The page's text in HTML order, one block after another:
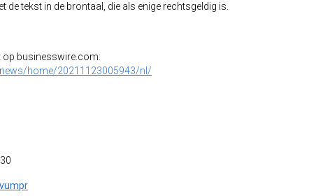
de tekst in de brontaal, die als enige rechtsgeldig is.
op businesswire.com:
home/20211123005943/nl/